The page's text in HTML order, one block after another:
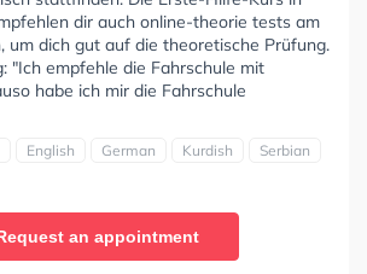
dir auch online-theorie tests am
um dich gut auf die theoretische Prüfung.
"Ich empfehle die Fahrschule mit
habe ich mir die Fahrschule
English German Kurdish
Serbian
an appointment